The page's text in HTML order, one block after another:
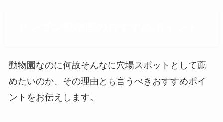
動物園なのに何故そんなに穴場スポットとして薦
めたいのか、その理由とも言うべきおすすめポイ
ントをお伝えします。